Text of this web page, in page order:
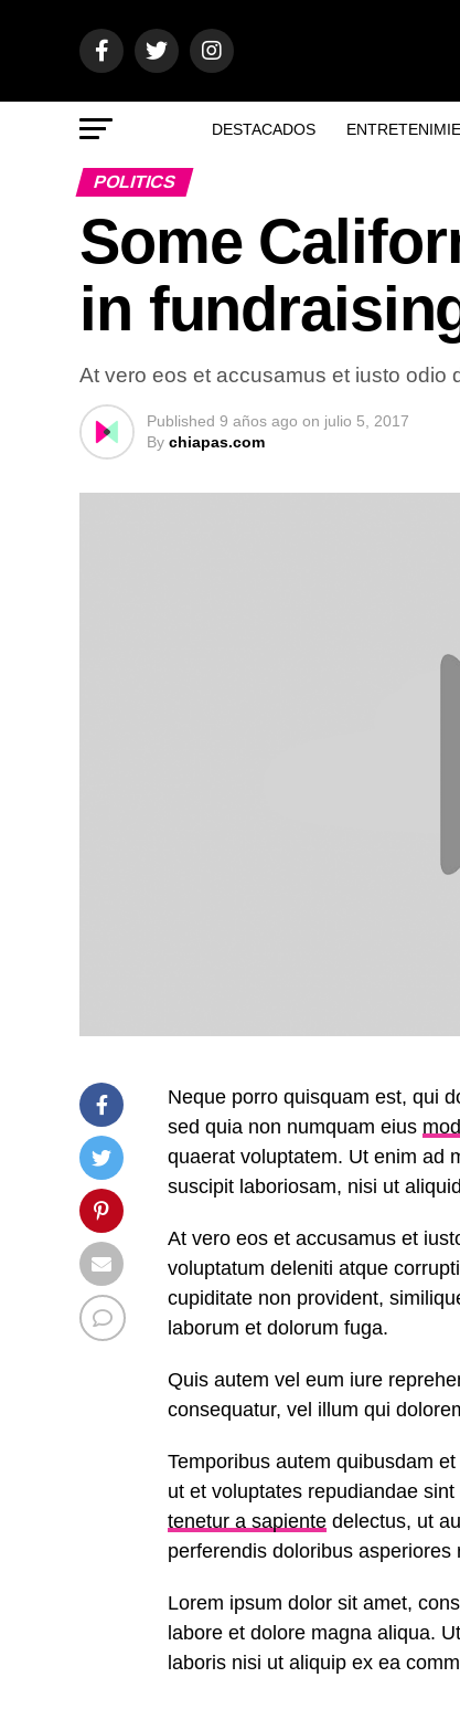
DESTACADOS
POLITICS
Some
in
At vero eos et accusamus et iusto odio
Published 9 años ago on julio 5, 2017
By chiapas.com
Neque porro quisquam est, qui
sed quia non numquam eius
quaerat voluptatem. Ut enim ad
suscipit laboriosam, nisi ut
At vero eos et accusamus et
voluptatum deleniti atque
cupiditate non provident,
laborum et dolorum fuga.
Quis autem vel eum iure
consequatur, vel illum qui
Temporibus autem quibusdam
ut et voluptates repudiandae
tenetur a sapiente delectus, ut
perferendis doloribus asperiores
Lorem ipsum dolor sit amet,
labore et dolore magna aliqua.
laboris nisi ut aliquip ex ea